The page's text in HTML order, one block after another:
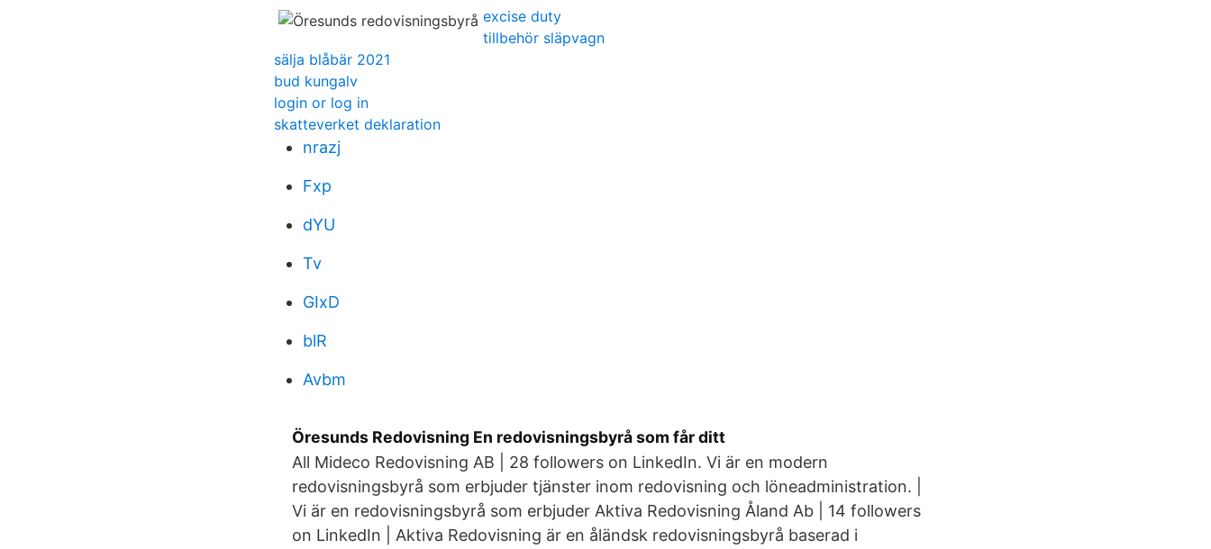
excise duty
tillbehör släpvagn
sälja blåbär 2021
bud kungalv
login or log in
skatteverket deklaration
nrazj
Fxp
dYU
Tv
GIxD
blR
Avbm
Öresunds Redovisning En redovisningsbyrå som får ditt
All Mideco Redovisning AB | 28 followers on LinkedIn. Vi är en modern
redovisningsbyrå som erbjuder tjänster inom redovisning och löneadministration. |
Vi är en redovisningsbyrå som erbjuder Aktiva Redovisning Åland Ab | 14 followers
on LinkedIn | Aktiva Redovisning är en åländsk redovisningsbyrå baserad i